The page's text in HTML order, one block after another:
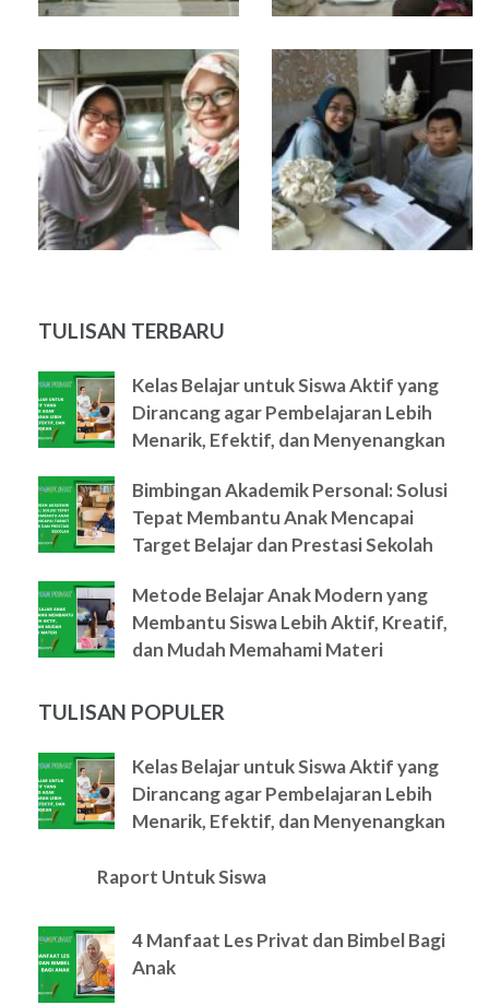
TULISAN TERBARU
Kelas Belajar untuk Siswa Aktif yang
Dirancang agar Pembelajaran Lebih
Menarik, Efektif, dan Menyenangkan
Bimbingan Akademik Personal: Solusi
Tepat Membantu Anak Mencapai
Target Belajar dan Prestasi Sekolah
Metode Belajar Anak Modern yang
Membantu Siswa Lebih Aktif, Kreatif,
dan Mudah Memahami Materi
TULISAN POPULER
Kelas Belajar untuk Siswa Aktif yang
Dirancang agar Pembelajaran Lebih
Menarik, Efektif, dan Menyenangkan
Raport Untuk Siswa
4 Manfaat Les Privat dan Bimbel Bagi
Anak